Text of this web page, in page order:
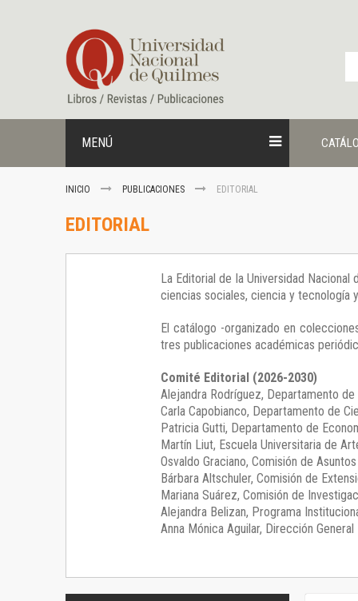
contenido
MENÚ
INICIO PUBLICACIONES EDITORIAL
EDITORIAL
La Editorial de la Universidad
ciencias sociales, ciencia y tecnología
El catálogo -organizado en
tres publicaciones académicas
Comité Editorial (2026-2030)
Alejandra Rodríguez, Departamento de
Carla Capobianco, Departamento de
Patricia Gutti, Departamento de
Martín Liut, Escuela Universitaria de
Osvaldo Graciano, Comisión de
Bárbara Altschuler, Comisión de
Mariana Suárez, Comisión de
Alejandra Belizan, Programa
Anna Mónica Aguilar, Dirección General